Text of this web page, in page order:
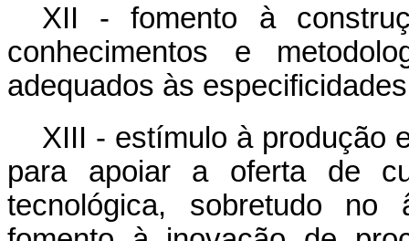
XII - fomento à
conhecimentos e
adequados às
XIII - estímulo à produção
para apoiar a oferta de
tecnológica, sobretudo